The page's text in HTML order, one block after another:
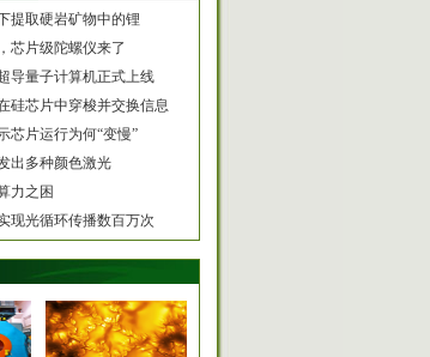
提取硬岩矿物中的锂
芯片级陀螺仪来了
导量子计算机正式上线
硅芯片中穿梭并交换信息
芯片运行为何“变慢”
出多种颜色激光
力之困
现光循环传播数百万次